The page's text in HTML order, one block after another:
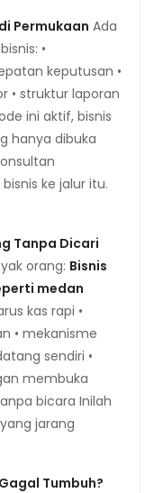
Permukaan Ada
•
keputusan •
• struktur laporan
ini aktif, bisnis
hanya dibuka
ke jalur itu.
Tanpa Dicari
orang: Bisnis
medan
kas rapi •
• mekanisme
sendiri •
membuka
bicara Inilah
jarang
Tumbuh?